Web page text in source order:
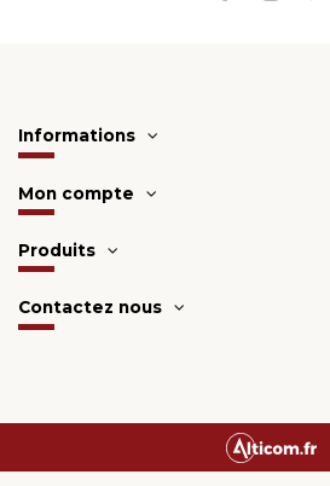
Informations
Mon compte
Produits
Contactez nous